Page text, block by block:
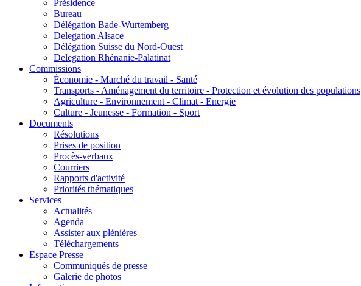
Présidence
Bureau
Délégation Bade-Wurtemberg
Delegation Alsace
Délégation Suisse du Nord-Ouest
Delegation Rhénanie-Palatinat
Commissions
Économie - Marché du travail - Santé
Transports - Aménagement du territoire - Protection et évolution des populations
Agriculture - Environnement - Climat - Energie
Culture - Jeunesse - Formation - Sport
Documents
Résolutions
Prises de position
Procès-verbaux
Courriers
Rapports d'activité
Priorités thématiques
Services
Actualités
Agenda
Assister aux plénières
Téléchargements
Espace Presse
Communiqués de presse
Galerie de photos